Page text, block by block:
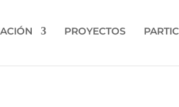
PROYECTOS